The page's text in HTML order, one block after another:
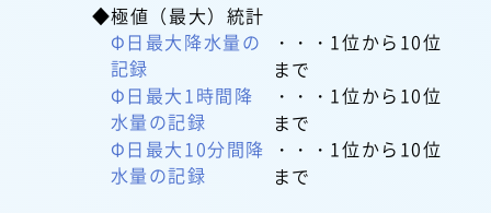
◆極値（最大）統計
Φ日最大降水量の
記録
・・・1位から10位
まで
Φ日最大1時間降
水量の記録
・・・1位から10位
まで
Φ日最大10分間降
水量の記録
・・・1位から10位
まで